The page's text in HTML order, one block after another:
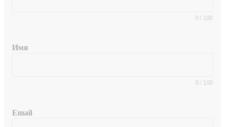
0 / 100
Имя
0 / 100
Email